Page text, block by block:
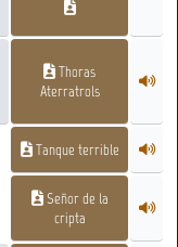
Thoras
Aterratrols
Tanque terrible
Señor de la
cripta